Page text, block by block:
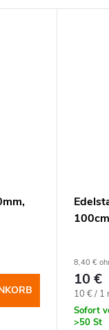
8,40 €
10 €
10 € / 1
Sofort
>50 St